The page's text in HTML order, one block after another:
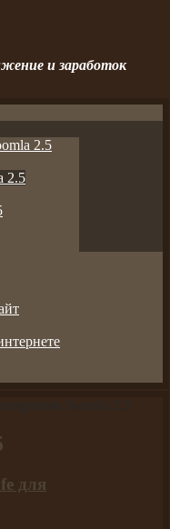
и заработок
2.5
2.5
для